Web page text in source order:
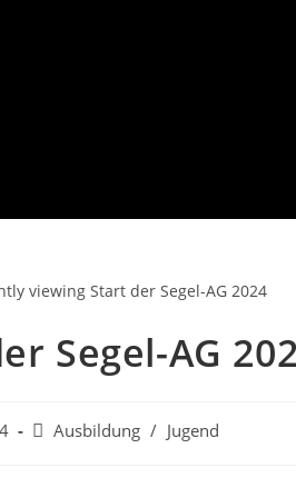
Segel-AG
Beitrags-
Ausbildung / Jugend